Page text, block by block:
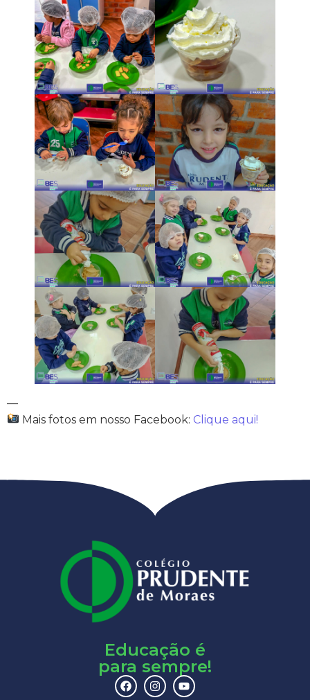
—
Mais fotos em nosso Facebook: Clique aqui!
Educação é
para sempre!